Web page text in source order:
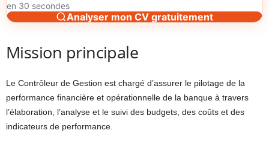
en 30 secondes
Analyser mon CV gratuitement
Mission principale
Le Contrôleur de Gestion est chargé d’assurer le pilotage de la
performance financière et opérationnelle de la banque à travers
l’élaboration, l’analyse et le suivi des budgets, des coûts et des
indicateurs de performance.